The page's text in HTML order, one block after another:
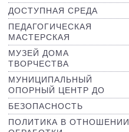
ДОСТУПНАЯ СРЕДА
ПЕДАГОГИЧЕСКАЯ
МАСТЕРСКАЯ
МУЗЕЙ ДОМА
ТВОРЧЕСТВА
МУНИЦИПАЛЬНЫЙ
ОПОРНЫЙ ЦЕНТР ДО
БЕЗОПАСНОСТЬ
ПОЛИТИКА В ОТНОШЕНИИ